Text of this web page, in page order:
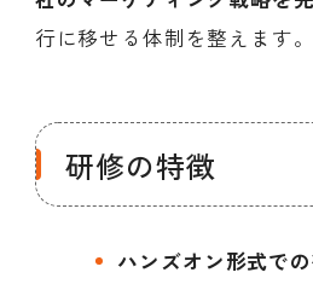
行に移せる体制を整えます。
研修の特徴
ハンズオン形式で